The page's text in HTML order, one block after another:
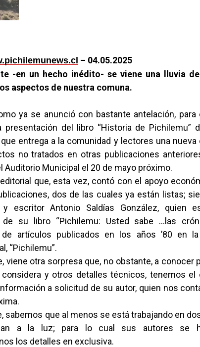
– 04.05.2025
-en un hecho inédito- se viene una lluvia
aspectos de nuestra comuna.
ya se anunció con bastante antelación,
presentación del libro “Historia de Pichilemu”
entrega a la comunidad y lectores una nueva
no tratados en otras publicaciones
Auditorio Municipal el 20 de mayo próximo.
que, esta vez, contó con el apoyo
dos de las cuales ya están listas;
y escritor Antonio Saldías González, quien
de su libro “Pichilemu: Usted sabe …las
de artículos publicados en los años ’80 en
“Pichilemu”.
viene otra sorpresa que, no obstante, a conocer
considera y otros detalles técnicos, tenemos
a solicitud de su autor, quien nos
sabemos que al menos se está trabajando en
a la luz; para lo cual sus autores se
los detalles en exclusiva.